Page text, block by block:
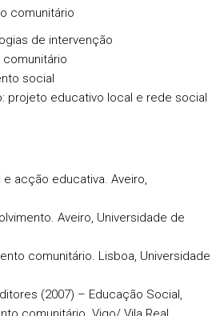
comunitário
de intervenção
social
projeto educativo local e rede social
e acção educativa. Aveiro,
Aveiro, Universidade de
comunitário. Lisboa, Universidade
(2007) – Educação Social,